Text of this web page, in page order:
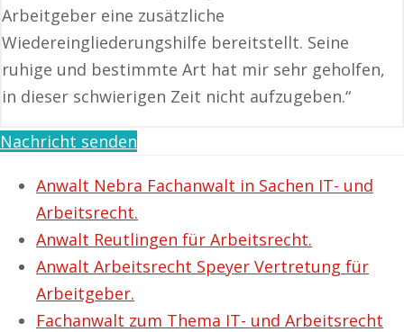
Arbeitgeber eine zusätzliche
Wiedereingliederungshilfe bereitstellt. Seine
ruhige und bestimmte Art hat mir sehr geholfen,
in dieser schwierigen Zeit nicht aufzugeben.“
Nachricht senden
Anwalt Nebra Fachanwalt in Sachen IT- und
Arbeitsrecht.
Anwalt Reutlingen für Arbeitsrecht.
Anwalt Arbeitsrecht Speyer Vertretung für
Arbeitgeber.
Fachanwalt zum Thema IT- und Arbeitsrecht